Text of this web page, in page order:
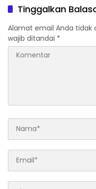
Tinggalkan
Alamat email Anda tidak
wajib ditandai *